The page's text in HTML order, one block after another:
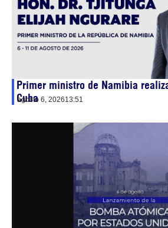
Primer ministro de Namibia
Cuba
agosto 6, 202613:51